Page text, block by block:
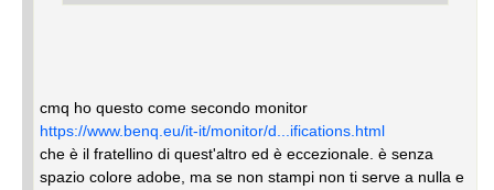
cmq ho questo come secondo monitor
https://www.benq.eu/it-it/monitor/d...ifications.html
che è il fratellino di quest'altro ed è eccezionale. è senza
spazio colore adobe, ma se non stampi non ti serve a nulla e